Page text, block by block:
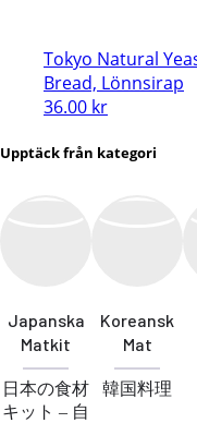
Tokyo Natural
Bread, Lönnsirap
36.00 kr
Upptäck från kategori
Japanska
Matkit
日本の食材
キット – 自
Koreansk
Mat
韓国料理